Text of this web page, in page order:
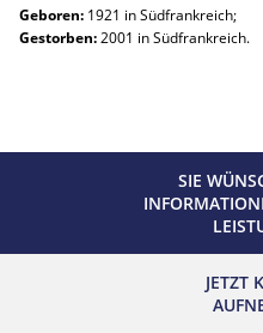
Geboren: 1921 in Südfrankreich;
Gestorben:2001 in Südfrankreich.
SIE
JETZT